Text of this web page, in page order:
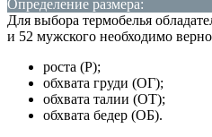
Определение размера:
Для выбора термобелья
и 52 мужского необходимо
роста (Р);
обхвата груди (ОГ);
обхвата талии (ОТ);
обхвата бедер (ОБ).